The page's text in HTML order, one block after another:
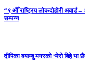
“९ औँ राष्ट्रिय लोकदोहोरी अवार्ड
सम्पन्न
दीपिका बयाम्बु मगरको ‘मेरो बिहे भा